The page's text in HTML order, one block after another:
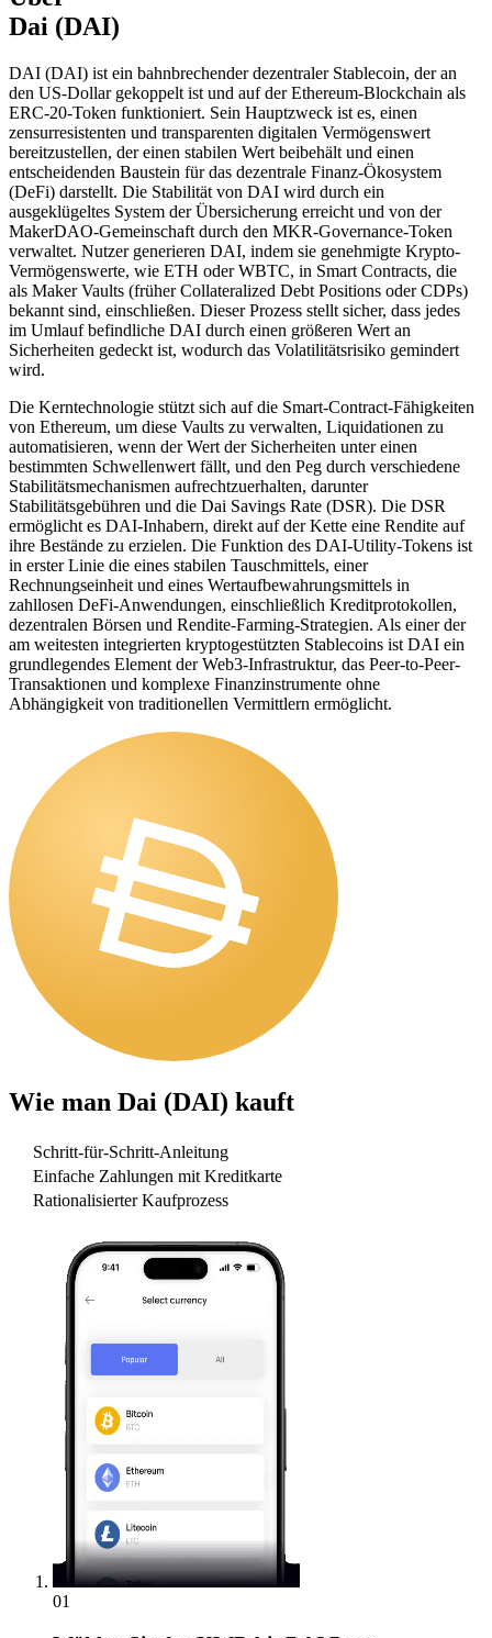
Dai (DAI)
DAI (DAI) ist ein bahnbrechender dezentraler Stablecoin, der an
den US-Dollar gekoppelt ist und auf der Ethereum-Blockchain als
ERC-20-Token funktioniert. Sein Hauptzweck ist es, einen
zensurresistenten und transparenten digitalen Vermögenswert
bereitzustellen, der einen stabilen Wert beibehält und einen
entscheidenden Baustein für das dezentrale Finanz-Ökosystem
(DeFi) darstellt. Die Stabilität von DAI wird durch ein
ausgeklügeltes System der Übersicherung erreicht und von der
MakerDAO-Gemeinschaft durch den MKR-Governance-Token
verwaltet. Nutzer generieren DAI, indem sie genehmigte Krypto-
Vermögenswerte, wie ETH oder WBTC, in Smart Contracts, die
als Maker Vaults (früher Collateralized Debt Positions oder CDPs)
bekannt sind, einschließen. Dieser Prozess stellt sicher, dass jedes
im Umlauf befindliche DAI durch einen größeren Wert an
Sicherheiten gedeckt ist, wodurch das Volatilitätsrisiko gemindert
wird.
Die Kerntechnologie stützt sich auf die Smart-Contract-Fähigkeiten
von Ethereum, um diese Vaults zu verwalten, Liquidationen zu
automatisieren, wenn der Wert der Sicherheiten unter einen
bestimmten Schwellenwert fällt, und den Peg durch verschiedene
Stabilitätsmechanismen aufrechtzuerhalten, darunter
Stabilitätsgebühren und die Dai Savings Rate (DSR). Die DSR
ermöglicht es DAI-Inhabern, direkt auf der Kette eine Rendite auf
ihre Bestände zu erzielen. Die Funktion des DAI-Utility-Tokens ist
in erster Linie die eines stabilen Tauschmittels, einer
Rechnungseinheit und eines Wertaufbewahrungsmittels in
zahllosen DeFi-Anwendungen, einschließlich Kreditprotokollen,
dezentralen Börsen und Rendite-Farming-Strategien. Als einer der
am weitesten integrierten kryptogestützten Stablecoins ist DAI ein
grundlegendes Element der Web3-Infrastruktur, das Peer-to-Peer-
Transaktionen und komplexe Finanzinstrumente ohne
Abhängigkeit von traditionellen Vermittlern ermöglicht.
Wie man Dai (DAI) kauft
Schritt-für-Schritt-Anleitung
Einfache Zahlungen mit Kreditkarte
Rationalisierter Kaufprozess
01